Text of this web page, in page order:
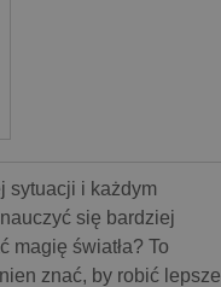
sytuacji i każdym
się bardziej
magię światła? To
znać, by robić lepsze